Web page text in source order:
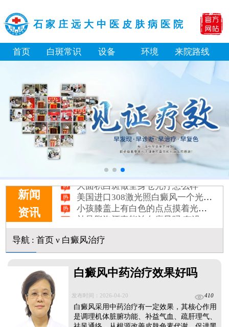
石家庄远大中医皮肤病医院
首页 白斑常识 设备 环境 来院路线
新闻
资讯
淘宝购买的伍德灯检查白斑准确吗
大面积白斑做全身仓光疗怎么样
美国进口308激光照白癜风一个光斑大概费用多少
小孩膝盖上有白色的点点摸着光滑怎么回事
补骨脂泡酒真能治白癜风吗 有没有副作用
儿童下巴长小白点是什么原因
芦可替尼和他克莫司哪个治白癜风好
皮肤ct检测白斑对治疗有什么作用
白斑摸着光滑边界清晰有可能是哪种皮肤病
导航: 首页ν 白癜风治疗
白癜风中药治疗效果好吗
发布时间：2026-04-20 410
白癜风采用中药治疗有一定效果，其核心作用
是调理机体脏腑功能、补益气血、疏肝理气、